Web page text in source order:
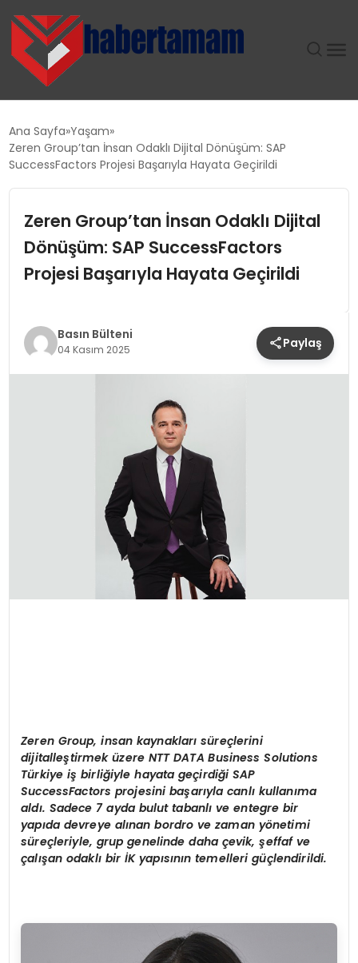
TEKNOLOJI
SAĞLIK
EKONOMI
MAGAZIN
SIYASET
Ana Sayfa Yaşam
Zeren Group’tan İnsan Odaklı Dijital Dönüşüm: SAP
SuccessFactors Projesi Başarıyla Hayata Geçirildi
Zeren Group’tan İnsan Odaklı Dijital
Dönüşüm: SAP SuccessFactors
Projesi Başarıyla Hayata Geçirildi
Basın Bülteni
04 Kasım 2025 Paylaş
Zeren Group, insan kaynakları süreçlerini
dijitalleştirmek üzere NTT DATA Business Solutions
Türkiye iş birliğiyle hayata geçirdiği SAP
SuccessFactors projesini başarıyla canlı kullanıma
aldı. Sadece 7 ayda bulut tabanlı ve entegre bir
yapıda devreye alınan bordro ve zaman yönetimi
süreçleriyle, grup genelinde daha çevik,şeffaf ve
çalışan odaklı bir İK yapısının temelleri güçlendirildi.